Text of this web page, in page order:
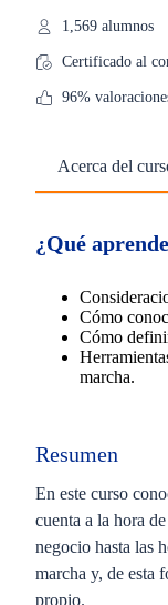
1,569 alumnos
Certificado al
96%
Acerca del
¿Qué
Cómo
Cómo
marcha.
Resumen
En este curso
cuenta a la hora
negocio hasta las
marcha y, de esta
propio.